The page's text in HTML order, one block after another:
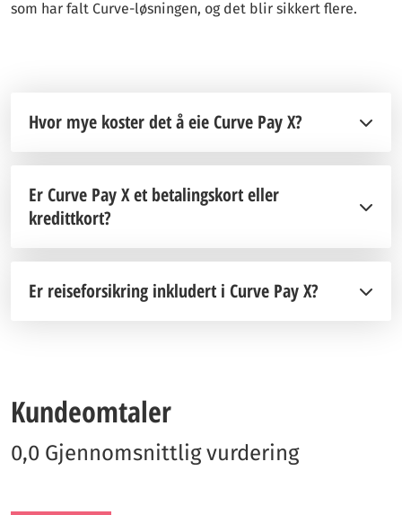
som har falt Curve-løsningen, og det blir sikkert flere.
Hvor mye koster det å eie Curve Pay X?
Er Curve Pay X et betalingskort eller
kredittkort?
Er reiseforsikring inkludert i Curve Pay X?
Kundeomtaler
0,0 Gjennomsnittlig vurdering